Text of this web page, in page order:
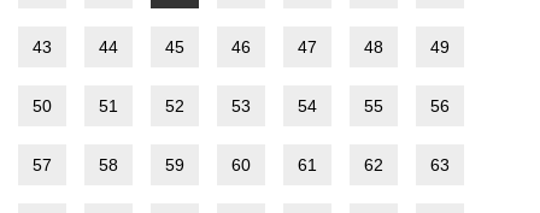
43 44 45 46 47 48 49
50 51 52 53 54 55 56
57 58 59 60 61 62 63